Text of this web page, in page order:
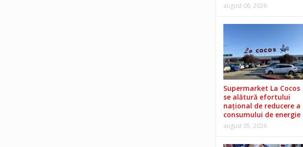
august 06, 2026
Supermarket La Cocos
se alătură efortului
național de reducere a
consumului de energie
august 05, 2026